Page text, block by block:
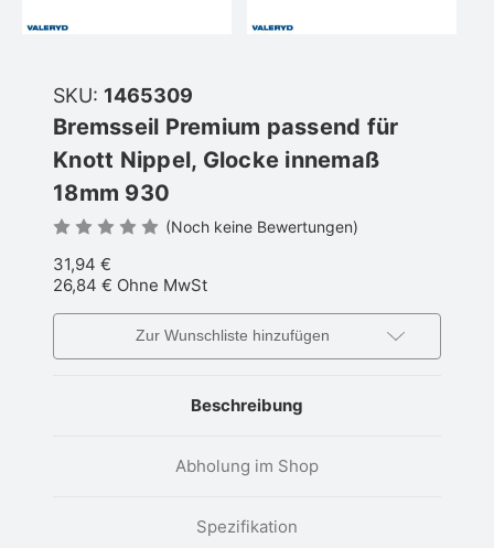
SKU: 1465309
Bremsseil Premium passend für
Knott Nippel, Glocke innemaß
18mm 930
(Noch keine Bewertungen)
31,94 €
26,84 € Ohne MwSt
Zur Wunschliste hinzufügen
Beschreibung
Abholung im Shop
Spezifikation